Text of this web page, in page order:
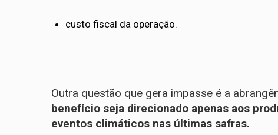
custo fiscal da operação.
Outra questão que gera impasse é a
benefício seja direcionado apenas aos
eventos climáticos nas últimas safras.